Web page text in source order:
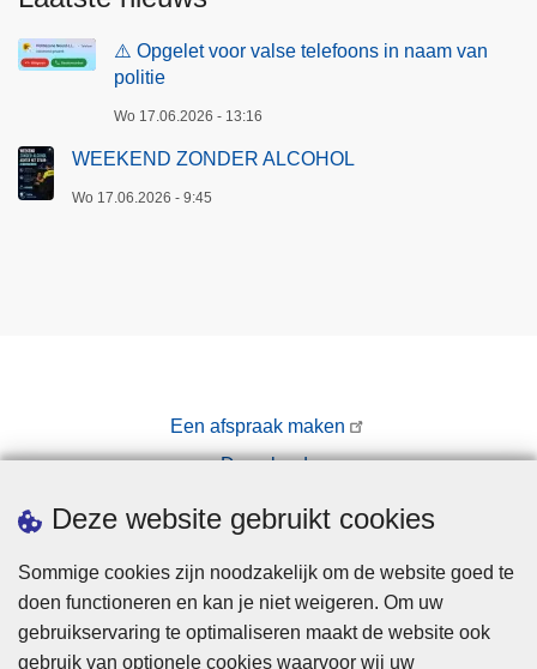
Deze website gebruikt cookies
Sommige cookies zijn noodzakelijk om de website goed te
doen functioneren en kan je niet weigeren. Om uw
gebruikservaring te optimaliseren maakt de website ook
gebruik van optionele cookies waarvoor wij uw
⚠️ Opgelet voor valse telefoons in naam van
politie
Wo 17.06.2026 - 13:16
WEEKEND ZONDER ALCOHOL
Wo 17.06.2026 - 9:45
Een afspraak maken
Downloads